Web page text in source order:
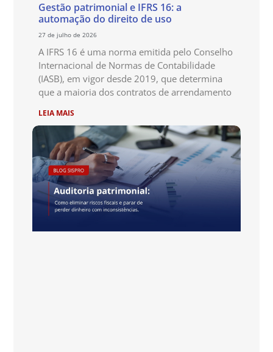
Gestão patrimonial e IFRS 16: a
automação do direito de uso
27 de julho de 2026
A IFRS 16 é uma norma emitida pelo Conselho
Internacional de Normas de Contabilidade
(IASB), em vigor desde 2019, que determina
que a maioria dos contratos de arrendamento
LEIA MAIS